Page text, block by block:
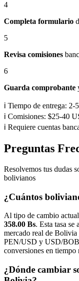
4
Completa formulario
5
Revisa comisiones
6
Guarda comprobante
ℹ️ Tiempo de entrega: 2-
ℹ️ Comisiones: $25-40
ℹ️ Requiere cuentas
Preguntas
Resolvemos tus dudas
bolivianos
¿Cuántos
Al tipo de cambio
358.00 Bs. Esta tasa se
mercado real de
PEN/USD y USD/
conversiones en tiempo
¿Dónde cambiar